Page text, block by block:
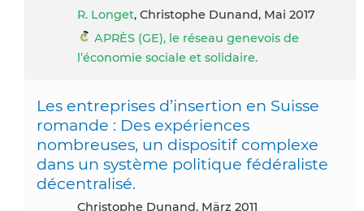
R. Longet, Christophe Dunand, Mai 2017
APRÈS (GE), le réseau genevois de
l’économie sociale et solidaire.
Les entreprises d’insertion en Suisse
romande : Des expériences
nombreuses, un dispositif complexe
dans un système politique fédéraliste
décentralisé.
Christophe Dunand, März 2011